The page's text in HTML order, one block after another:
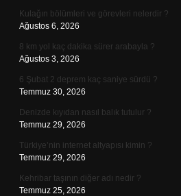
Kulağın bölümleri ve görevleri nelerdir ?
Ağustos 6, 2026
8 km yol kaç dakika sürer arabayla ?
Ağustos 3, 2026
6 Şubat 2 deprem kaç saniye sürdü ?
Temmuz 30, 2026
Denizde kıyıdan nasıl balık tutulur ?
Temmuz 29, 2026
Türkiye’nin internet altyapısı kimin ?
Temmuz 29, 2026
Kehribar taşının diğer adı nedir ?
Temmuz 25, 2026